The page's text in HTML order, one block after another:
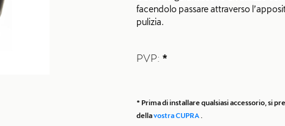
facendolo passare attraverso
pulizia.
PVP: *
* Prima di installare qualsiasi accessorio, si
dellavostra CUPRA